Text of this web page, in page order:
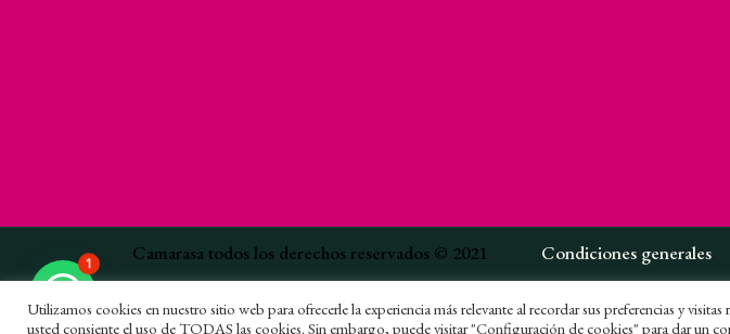
Camarasa todos los derechos reservados © 2021
Condiciones generales
Utilizamos cookies en nuestro sitio web para ofrecerle la experiencia más relevante al recordar sus preferencias y
usted consiente el uso de TODAS las cookies. Sin embargo, puede visitar "Configuración de cookies" para dar un
1